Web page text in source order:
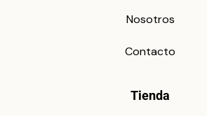
Nosotros
Contacto
Tienda